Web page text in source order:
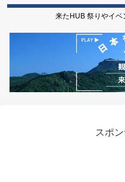
来たHUB 祭りやイベ
スポ